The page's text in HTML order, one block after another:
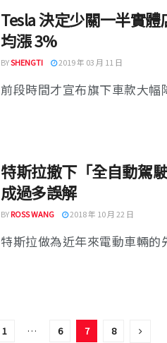
Tesla 決定少關一半實
均漲 3%
BYSHENGTI 2019 年 03 月 11 日
前段時間才宣布旗下車款大幅
特斯拉撤下「全自動駕
成過多誤解
BYROSS WANG 2018 年 10 月 22 日
特斯拉做為近年來電動車輛的
1 … 6 7 8